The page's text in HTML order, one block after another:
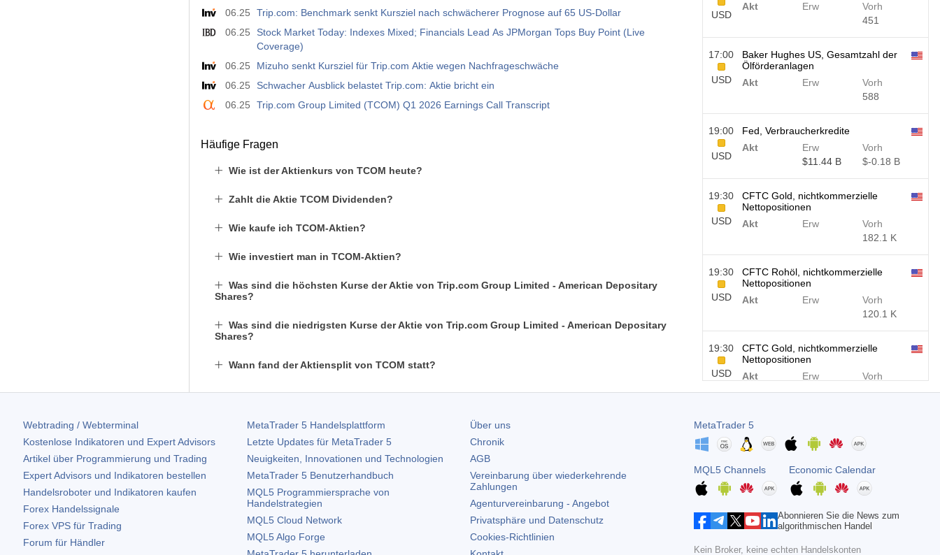
06.25
Trip.com: Benchmark senkt Kursziel nach schwächerer Prognose auf 65 US-Dollar
06.25
Stock Market Today: Indexes Mixed; Financials Lead As JPMorgan Tops Buy Point (Live
Coverage)
06.25
Mizuho senkt Kursziel für Trip.com Aktie wegen Nachfrageschwäche
06.25
Schwacher Ausblick belastet Trip.com: Aktie bricht ein
06.25
Trip.com Group Limited (TCOM) Q1 2026 Earnings Call Transcript
Häufige Fragen
Wie ist der Aktienkurs von TCOM heute?
Zahlt die Aktie TCOM Dividenden?
Wie kaufe ich TCOM-Aktien?
Wie investiert man in TCOM-Aktien?
Was sind die höchsten Kurse der Aktie von Trip.com Group Limited - American Depositary
Shares?
Was sind die niedrigsten Kurse der Aktie von Trip.com Group Limited - American Depositary
Shares?
Wann fand der Aktiensplit von TCOM statt?
USD
Akt
Erw
Vorh
451
17:00
USD
Baker Hughes US, Gesamtzahl der
Ölförderanlagen
Akt
Erw
Vorh
588
19:00
USD
Fed, Verbraucherkredite
Akt
Erw
$​11.44 B
Vorh
$​-0.18 B
19:30
USD
CFTC Gold, nichtkommerzielle
Nettopositionen
Akt
Erw
Vorh
182.1 K
19:30
USD
CFTC Rohöl, nichtkommerzielle
Nettopositionen
Akt
Erw
Vorh
120.1 K
19:30
USD
CFTC Gold, nichtkommerzielle
Nettopositionen
Akt
Erw
Vorh
-17.2 K
19:30
USD
CFTC Nasdaq 100,
Nichtkommerzielle Nettopositionen
Akt
Erw
Vorh
4.9 K
Webtrading / Webterminal
Kostenlose Indikatoren und Expert Advisors
Artikel über Programmierung und Trading
Expert Advisors und Indikatoren bestellen
Handelsroboter und Indikatoren kaufen
Forex Handelssignale
Forex VPS für Trading
Forum für Händler
MetaTrader 5Handelsplattform
Letzte Updates für MetaTrader 5
Neuigkeiten, Innovationen und Technologien
MetaTrader 5Benutzerhandbuch
MQL5 Programmiersprache von
Handelstrategien
MQL5 Cloud Network
MQL5 Algo Forge
Über uns
Chronik
AGB
Vereinbarung über wiederkehrende
Zahlungen
Agenturvereinbarung - Angebot
Privatsphäre und Datenschutz
Cookies-Richtlinien
MetaTrader 5
MQL5 Channels Economic Calendar
Abonnieren Sie die News zum
algorithmischen Handel
Kein Broker, keine echten Handelskonten